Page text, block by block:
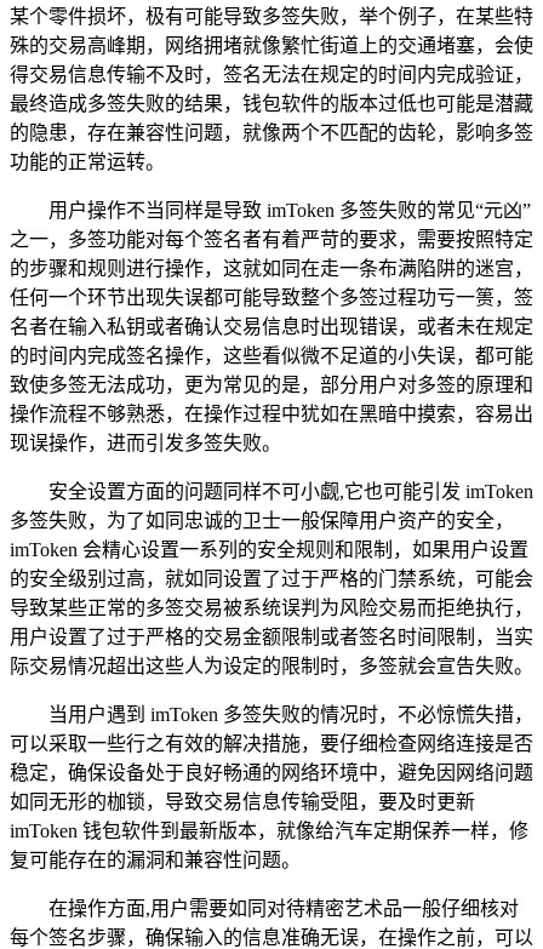
某个零件损坏，极有可能导致多签失败，举个例子，在某些特
殊的交易高峰期，网络拥堵就像繁忙街道上的交通堵塞，会使
得交易信息传输不及时，签名无法在规定的时间内完成验证，
最终造成多签失败的结果，钱包软件的版本过低也可能是潜藏
的隐患，存在兼容性问题，就像两个不匹配的齿轮，影响多签
功能的正常运转。
用户操作不当同样是导致 imToken 多签失败的常见“元凶”
之一，多签功能对每个签名者有着严苛的要求，需要按照特定
的步骤和规则进行操作，这就如同在走一条布满陷阱的迷宫，
任何一个环节出现失误都可能导致整个多签过程功亏一篑，签
名者在输入私钥或者确认交易信息时出现错误，或者未在规定
的时间内完成签名操作，这些看似微不足道的小失误，都可能
致使多签无法成功，更为常见的是，部分用户对多签的原理和
操作流程不够熟悉，在操作过程中犹如在黑暗中摸索，容易出
现误操作，进而引发多签失败。
安全设置方面的问题同样不可小觑,它也可能引发 imToken
多签失败，为了如同忠诚的卫士一般保障用户资产的安全，
imToken 会精心设置一系列的安全规则和限制，如果用户设置
的安全级别过高，就如同设置了过于严格的门禁系统，可能会
导致某些正常的多签交易被系统误判为风险交易而拒绝执行，
用户设置了过于严格的交易金额限制或者签名时间限制，当实
际交易情况超出这些人为设定的限制时，多签就会宣告失败。
当用户遇到 imToken 多签失败的情况时，不必惊慌失措，
可以采取一些行之有效的解决措施，要仔细检查网络连接是否
稳定，确保设备处于良好畅通的网络环境中，避免因网络问题
如同无形的枷锁，导致交易信息传输受阻，要及时更新
imToken 钱包软件到最新版本，就像给汽车定期保养一样，修
复可能存在的漏洞和兼容性问题。
在操作方面,用户需要如同对待精密艺术品一般仔细核对
每个签名步骤，确保输入的信息准确无误，在操作之前，可以